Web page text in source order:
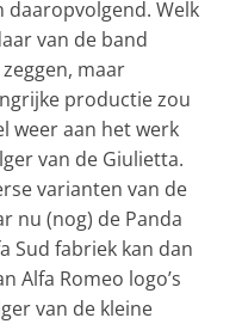
daaropvolgend. Welk
van de band
maar
productie zou
weer aan het werk
van de Giulietta.
varianten van de
nu (nog) de Panda
Sud fabriek kan dan
Alfa Romeo logo’s
van de kleine